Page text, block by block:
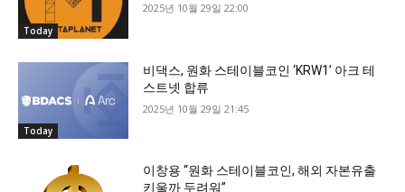
Today
2025년 10월 29일 22:00
Today
비댁스, 원화 스테이블코인 ‘KRW1’ 아크 테
스트넷 합류
2025년 10월 29일 21:45
이창용 “원화 스테이블코인, 해외 자본유출
키울까 두려워”